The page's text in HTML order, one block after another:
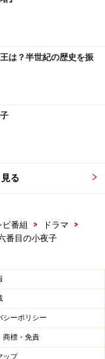
は？半世紀の歴史を振
る
ビ番組 > ドラマ
>
番目の小夜子
シーポリシー
商標・免責
ップ